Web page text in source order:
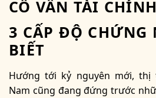
CỐ VẤN TÀI
3 CẤP ĐỘ CHỨNG
BIẾT
Hướng tới kỷ nguyên mới,
Nam cũng đang đứng trước